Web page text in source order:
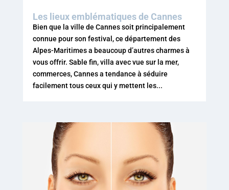
Les lieux emblématiques de Cannes
Bien que la ville de Cannes soit principalement
connue pour son festival, ce département des
Alpes-Maritimes a beaucoup d’autres charmes à
vous offrir. Sable fin, villa avec vue sur la mer,
commerces, Cannes a tendance à séduire
facilement tous ceux qui y mettent les...